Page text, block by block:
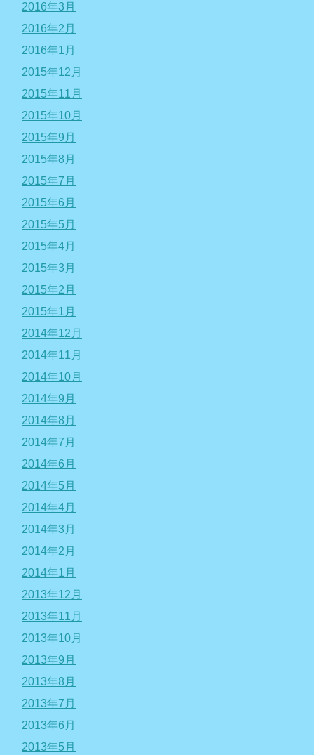
2016年3月
2016年2月
2016年1月
2015年12月
2015年11月
2015年10月
2015年9月
2015年8月
2015年7月
2015年6月
2015年5月
2015年4月
2015年3月
2015年2月
2015年1月
2014年12月
2014年11月
2014年10月
2014年9月
2014年8月
2014年7月
2014年6月
2014年5月
2014年4月
2014年3月
2014年2月
2014年1月
2013年12月
2013年11月
2013年10月
2013年9月
2013年8月
2013年7月
2013年6月
2013年5月